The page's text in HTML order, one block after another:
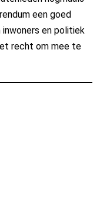
een goed
en politiek
recht om mee te